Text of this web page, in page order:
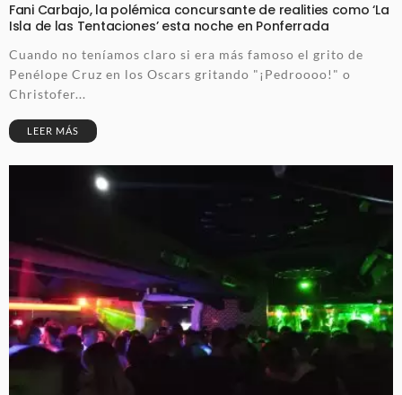
Fani Carbajo, la polémica concursante de realities como ‘La
Isla de las Tentaciones’ esta noche en Ponferrada
Cuando no teníamos claro si era más famoso el grito de
Penélope Cruz en los Oscars gritando "¡Pedroooo!" o
Christofer...
LEER MÁS